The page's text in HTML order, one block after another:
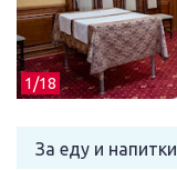
1/18
За еду и напитки